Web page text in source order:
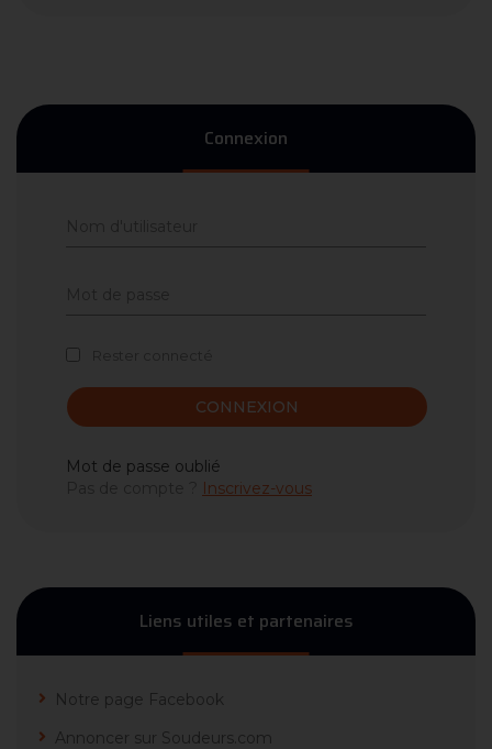
Connexion
CONNEXION
Mot de passe oublié
Inscrivez-vous
Liens utiles et partenaires
Notre page Facebook
Annoncer sur Soudeurs.com